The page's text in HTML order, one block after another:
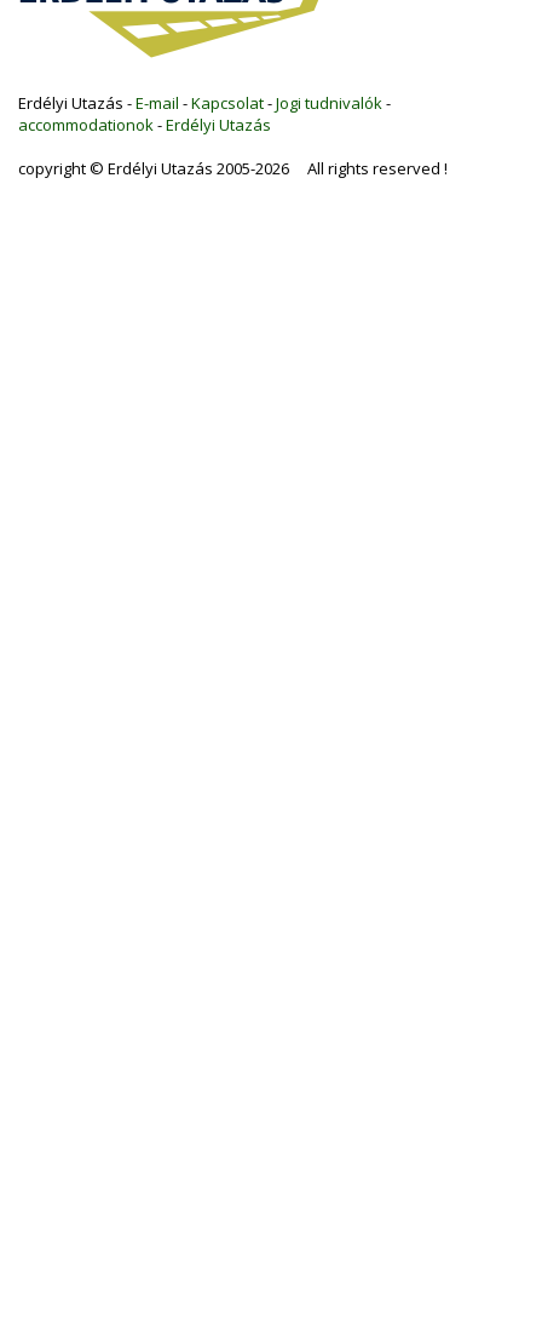
Erdélyi Utazás -E-mail -Kapcsolat-Jogi tudnivalók-
accommodationok-Erdélyi Utazás
copyright © Erdélyi Utazás 2005-2026 All rights reserved !